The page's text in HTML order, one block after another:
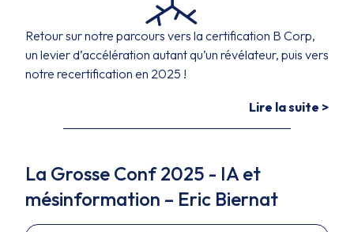
Retour sur notre parcours vers la certification B Corp,
un levier d’accélération autant qu’un révélateur, puis vers
notre recertification en 2025 !
Lire la suite >
La Grosse Conf 2025 - IA et
mésinformation – Eric Biernat